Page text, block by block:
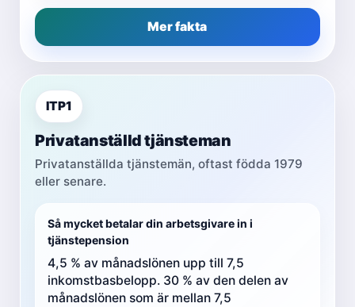
Mer fakta
ITP1
Privatanställd tjänsteman
Privatanställda tjänstemän, oftast födda 1979
eller senare.
Så mycket betalar din arbetsgivare in i
tjänstepension
4,5 % av månadslönen upp till 7,5
inkomstbasbelopp. 30 % av den delen av
månadslönen som är mellan 7,5